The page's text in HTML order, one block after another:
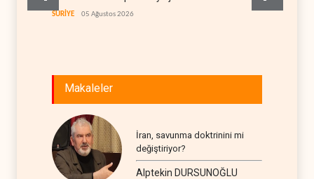
SURİYE 05 Ağustos 2026
Makaleler
İran, savunma doktrinini mi
değiştiriyor?
Alptekin DURSUNOĞLU